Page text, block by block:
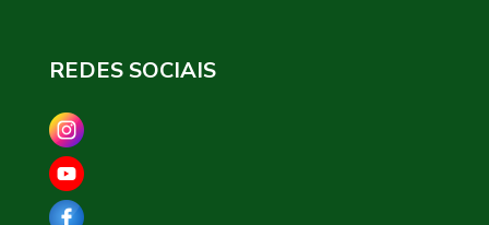
REDES SOCIAIS